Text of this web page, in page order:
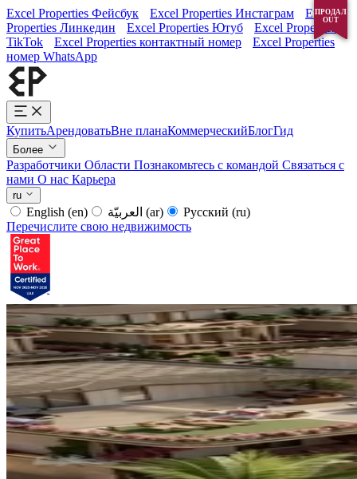
Excel Properties Фейсбук Excel Properties Инстаграм
Excel
Properties Линкедин
Excel Properties Ютуб
Excel Properties
TikTok
Excel Properties контактный номер
Excel Properties
номер WhatsApp
КупитьАрендоватьВне планаКоммерческийБлогГид
Более
Разработчики Области Познакомьтесь с командой Связаться с
нами О нас Карьера
ru
English (en) (ar) Русский (ru)
Перечислите свою недвижимость
ПРОДАЛ
OUT
ПРОДАЛ
OUT